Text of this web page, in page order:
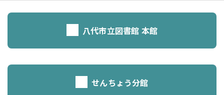
八代市立図書館 本館
せんちょう分館